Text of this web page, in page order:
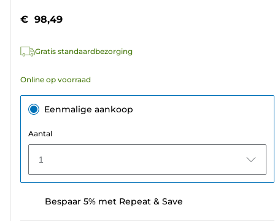
sterren.
beoordelingen
€ 98,49
Gratis standaardbezorging
Online op voorraad
Eenmalige aankoop
Aantal
1
Bespaar 5% met Repeat & Save